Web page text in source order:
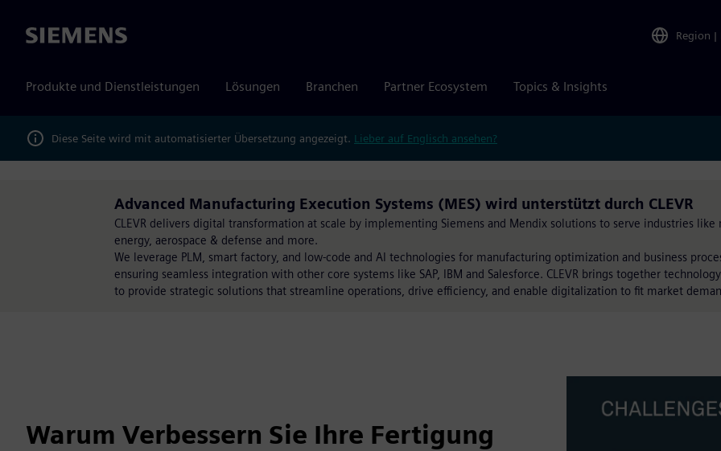
Siemens Region |
Produkte und Dienstleistungen Lösungen Branchen Partner Ecosystem Topics & Insights
Diese Seite wird mit automatisierter Übersetzung angezeigt. Lieber auf Englisch ansehen?
Advanced Manufacturing Execution Systems (MES) wird unterstützt durch CLEVR
CLEVR delivers digital transformation at scale by implementing Siemens and Mendix solutions to serve industries like
energy, aerospace & defense and more.
We leverage PLM, smart factory, and low-code and AI technologies for manufacturing optimization and business
ensuring seamless integration with other core systems like SAP, IBM and Salesforce. CLEVR brings together
to provide strategic solutions that streamline operations, drive efficiency, and enable digitalization to fit market
Warum Verbessern Sie Ihre Fertigung